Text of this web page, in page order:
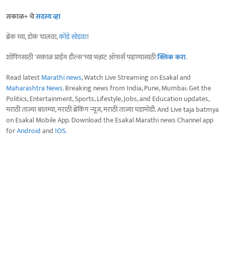
सकाळ+ चेसदस्य व्हा
ब्रेक घ्या, डोकं चालवा,कोडे सोडवा!
शॉपिंगसाठी 'सकाळ प्राईम डील्स'च्या भन्नाट ऑफर्स पाहण्यासाठीक्लिक करा.
Read latestMarathi news, Watch Live Streaming on Esakal and
Maharashtra News. Breaking news from India, Pune, Mumbai. Get the
Politics, Entertainment, Sports, Lifestyle, Jobs, and Education updates,
मराठी ताज्या बातम्या, मराठी ब्रेकिंग न्यूज, मराठी ताज्या घडामोडी. And Live taja batmya
on Esakal Mobile App. Download the Esakal Marathi news Channel app
forAndroidand IOS.